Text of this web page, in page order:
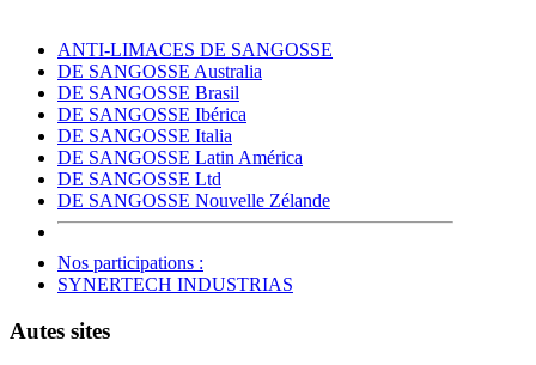
ANTI-LIMACES DE SANGOSSE
DE SANGOSSE Australia
DE SANGOSSE Brasil
DE SANGOSSE Ibérica
DE SANGOSSE Italia
DE SANGOSSE Latin América
DE SANGOSSE Ltd
DE SANGOSSE Nouvelle Zélande
Nos participations :
SYNERTECH INDUSTRIAS
Autes sites